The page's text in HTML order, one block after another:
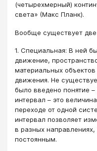
(четырехмерный)
света» (Макс Планк).
Вообще существует две
1. Специальная: В ней
движение,
материальных
движения. Не
было введено понятие
интервал – это
переходе от одной
интервал позволяет
в разных направлениях,
постоянным.